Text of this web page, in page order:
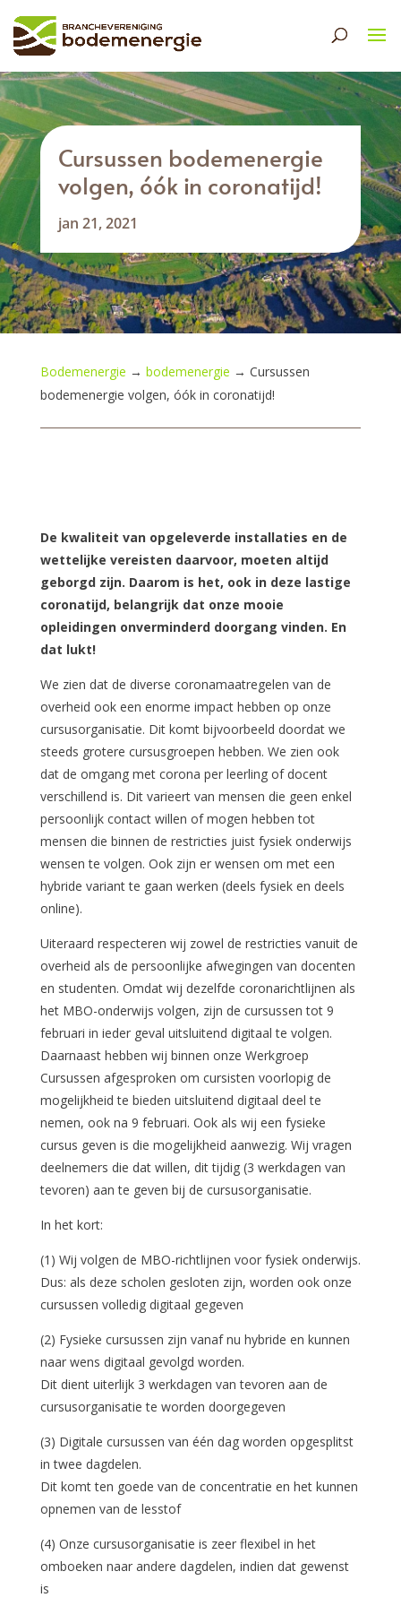
Cursussen bodemenergie
volgen, óók in coronatijd!
jan 21, 2021
Bodemenergie → bodemenergie → Cursussen
bodemenergie volgen, óók in coronatijd!
De kwaliteit van opgeleverde installaties en de
wettelijke vereisten daarvoor, moeten altijd
geborgd zijn. Daarom is het, ook in deze lastige
coronatijd, belangrijk dat onze mooie
opleidingen onverminderd doorgang vinden. En
dat lukt!
We zien dat de diverse coronamaatregelen van de
overheid ook een enorme impact hebben op onze
cursusorganisatie. Dit komt bijvoorbeeld doordat we
steeds grotere cursusgroepen hebben. We zien ook
dat de omgang met corona per leerling of docent
verschillend is. Dit varieert van mensen die geen enkel
persoonlijk contact willen of mogen hebben tot
mensen die binnen de restricties juist fysiek onderwijs
wensen te volgen. Ook zijn er wensen om met een
hybride variant te gaan werken (deels fysiek en deels
online).
Uiteraard respecteren wij zowel de restricties vanuit de
overheid als de persoonlijke afwegingen van docenten
en studenten. Omdat wij dezelfde coronarichtlijnen als
het MBO-onderwijs volgen, zijn de cursussen tot 9
februari in ieder geval uitsluitend digitaal te volgen.
Daarnaast hebben wij binnen onze Werkgroep
Cursussen afgesproken om cursisten voorlopig de
mogelijkheid te bieden uitsluitend digitaal deel te
nemen, ook na 9 februari. Ook als wij een fysieke
cursus geven is die mogelijkheid aanwezig. Wij vragen
deelnemers die dat willen, dit tijdig (3 werkdagen van
tevoren) aan te geven bij de cursusorganisatie.
In het kort:
(1) Wij volgen de MBO-richtlijnen voor fysiek onderwijs.
Dus: als deze scholen gesloten zijn, worden ook onze
cursussen volledig digitaal gegeven
(2) Fysieke cursussen zijn vanaf nu hybride en kunnen
naar wens digitaal gevolgd worden.
Dit dient uiterlijk 3 werkdagen van tevoren aan de
cursusorganisatie te worden doorgegeven
(3) Digitale cursussen van één dag worden opgesplitst
in twee dagdelen.
Dit komt ten goede van de concentratie en het kunnen
opnemen van de lesstof
(4) Onze cursusorganisatie is zeer flexibel in het
omboeken naar andere dagdelen, indien dat gewenst
is